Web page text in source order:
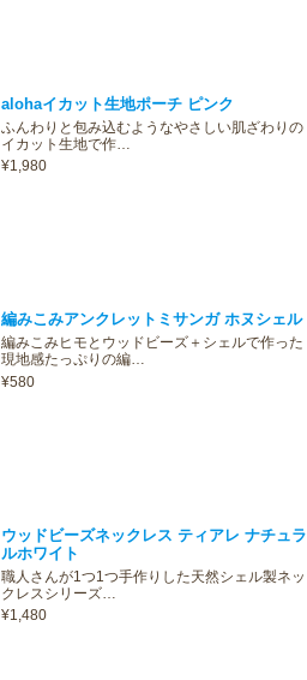
alohaイカット生地ポーチ ピンク
ふんわりと包み込むようなやさしい肌ざわりの
イカット生地で作…
¥1,980
編みこみアンクレットミサンガ ホヌシェル
編みこみヒモとウッドビーズ＋シェルで作った
現地感たっぷりの編…
¥580
ウッドビーズネックレス ティアレ ナチュラ
ルホワイト
職人さんが1つ1つ手作りした天然シェル製ネッ
クレスシリーズ…
¥1,480